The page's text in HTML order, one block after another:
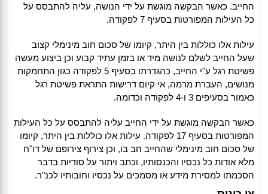
החייב. כאשר הבקשה מוגשת על ידי הנושה, עליה להתבסס על
כל העילות המפורטות בסעיף 7 לפקודה.
עילות אלו כוללות בין היתר, קיומו של סכום חוב מינימלי קצוב
שעל החייב לשלם לנושה מיד או בזמן עתיד קבוע וכן ביצוע מעשה
פשיטת רגל ע"י החייב, כהגדרתו בסעיף 5 לפקודה כגון התחמקות
מנושים, העברת מרמה, אי קיום דרישות התראת פשיטת רגל
כאמור בסעיפים 3 ו-4 לפקודה וכדומה.
כאשר הבקשה מוגשת על ידי החייב עליה להתבסס על כל העילות
המפורטות בסעיף 17 לפקודה. עילות אלו כוללות בין היתר, קיומו
של סכום חוב מינימלי שהחייב חב בו, וכן צירוף צירופם של דו"ח
מלא אודות כל נכסיו והכנסותיו, וכתב ויתור על סודיות בדבר
הסכמתו למסירת מידע או מסמכים על נכסיו וחובותיו לכנ"ר.